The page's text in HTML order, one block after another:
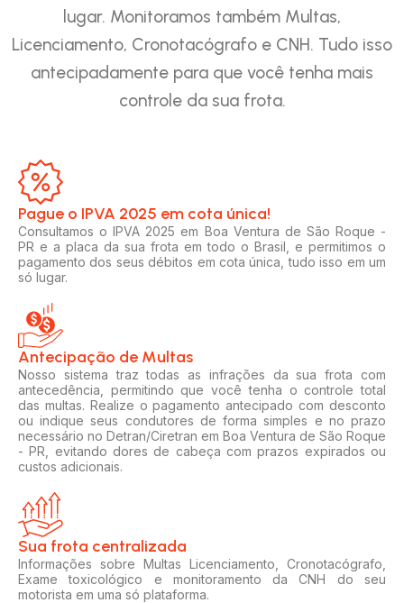
lugar. Monitoramos também Multas,
Licenciamento, Cronotacógrafo e CNH. Tudo isso
antecipadamente para que você tenha mais
controle da sua frota.
Pague o IPVA 2025 em cota única!​
Consultamos o IPVA 2025 em Boa Ventura de São Roque -
PR e a placa da sua frota em todo o Brasil, e permitimos o
pagamento dos seus débitos em cota única, tudo isso em um
só lugar.
Antecipação de Multas
Nosso sistema traz todas as infrações da sua frota com
antecedência, permitindo que você tenha o controle total
das multas. Realize o pagamento antecipado com desconto
ou indique seus condutores de forma simples e no prazo
necessário no Detran/Ciretran em Boa Ventura de São Roque
- PR, evitando dores de cabeça com prazos expirados ou
custos adicionais.
Sua frota centralizada​
Informações sobre Multas Licenciamento, Cronotacógrafo,
Exame toxicológico e monitoramento da CNH do seu
motorista em uma só plataforma.